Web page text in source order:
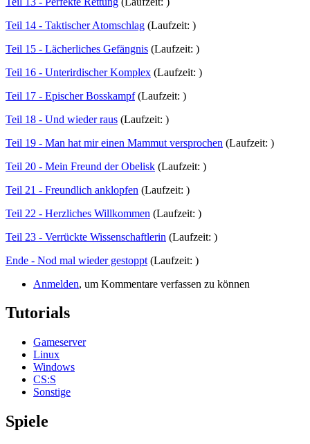
Teil 14 - Taktischer Atomschlag (Laufzeit: )
Teil 15 - Lächerliches Gefängnis (Laufzeit: )
Teil 16 - Unterirdischer Komplex (Laufzeit: )
Teil 17 - Epischer Bosskampf(Laufzeit: )
Teil 18 - Und wieder raus (Laufzeit: )
Teil 19 - Man hat mir einen Mammut versprochen (Laufzeit: )
Teil 20 - Mein Freund der Obelisk (Laufzeit: )
Teil 21 - Freundlich anklopfen (Laufzeit: )
Teil 22 - Herzliches Willkommen (Laufzeit: )
Teil 23 - Verrückte Wissenschaftlerin (Laufzeit: )
Ende - Nod mal wieder gestoppt (Laufzeit: )
Anmelden, um Kommentare verfassen zu können
Tutorials
Gameserver
Linux
Windows
CS:S
Sonstige
Spiele